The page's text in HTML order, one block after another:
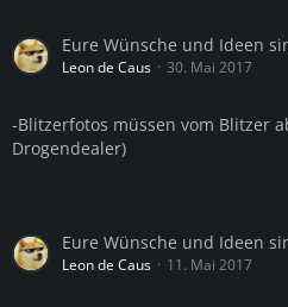
Eure Wünsche und Ideen
Leon de Caus 30. Mai 2017
-Blitzerfotos müssen vom Blitzer
Drogendealer)
Eure Wünsche und Ideen
Leon de Caus 11. Mai 2017